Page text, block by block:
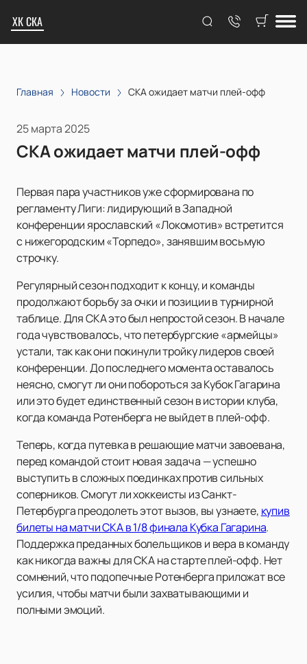
ХК СКА
Главная Новости СКА ожидает матчи плей-офф
25 марта 2025
СКА ожидает матчи плей-офф
Первая пара участников уже сформирована по
регламенту Лиги: лидирующий в Западной
конференции ярославский «Локомотив» встретится
с нижегородским «Торпедо», занявшим восьмую
строчку.
Регулярный сезон подходит к концу, и команды
продолжают борьбу за очки и позиции в турнирной
таблице. Для СКА это был непростой сезон. В начале
года чувствовалось, что петербургские «армейцы»
устали, так как они покинули тройку лидеров своей
конференции. До последнего момента оставалось
неясно, смогут ли они побороться за Кубок Гагарина
или это будет единственный сезон в истории клуба,
когда команда Ротенберга не выйдет в плей-офф.
Теперь, когда путевка в решающие матчи завоевана,
перед командой стоит новая задача — успешно
выступить в сложных поединках против сильных
соперников. Смогут ли хоккеисты из Санкт-
Петербурга преодолеть этот вызов, вы узнаете, купив
билеты на матчи СКА в 1/8 финала Кубка Гагарина.
Поддержка преданных болельщиков и вера в команду
как никогда важны для СКА на старте плей-офф. Нет
сомнений, что подопечные Ротенберга приложат все
усилия, чтобы матчи были захватывающими и
полными эмоций.